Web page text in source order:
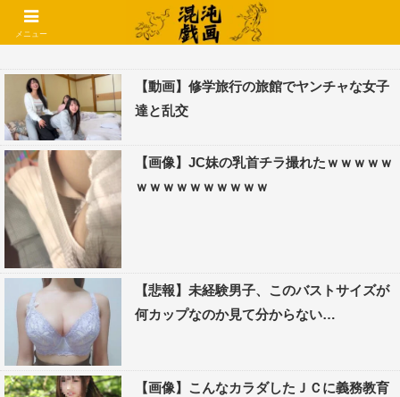
コメントでコテハン使えるようになりました🌱
【動画】修学旅行の旅館でヤンチャな女子
達と乱交
【画像】JC妹の乳首チラ撮れたｗｗｗｗｗ
ｗｗｗｗｗｗｗｗｗｗ
【悲報】未経験男子、このバストサイズが
何カップなのか見て分からない…
【画像】こんなカラダしたＪＣに義務教育
メニュー